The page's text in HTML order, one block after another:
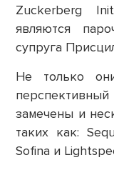
Zuckerberg
являются
супруга
Не только
замечены и
таких как:
Sofina и